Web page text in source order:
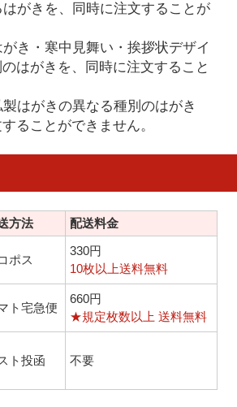
がきを、同時に注文することが
き・寒中見舞い・挨拶状デザイ
はがきを、同時に注文すること
はがきの異なる種別のはがき
ることができません。
方法 配送料金
ポス
330円
10枚以上送料無料
ト宅急便
660円
★規定枚数以上 送料無料
ト投函 不要